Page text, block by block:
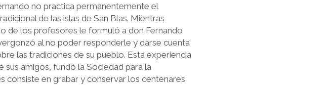
no practica permanentemente el
de las islas de San Blas. Mientras
de los profesores le formuló a don Fernando
al no poder responderle y darse cuenta
las tradiciones de su pueblo. Esta experiencia
amigos, fundó la Sociedad para la
consiste en gra­bar y conservar los centenares